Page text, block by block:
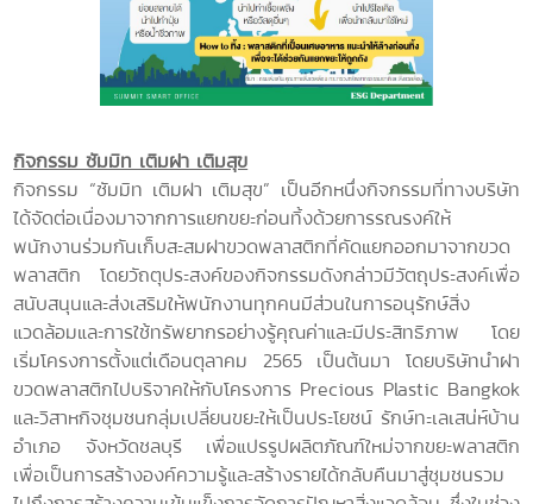
กิจกรรม ซัมมิท เติมฝา เติมสุข
กิจกรรม “ซัมมิท เติมฝา เติมสุข” เป็นอีกหนึ่งกิจกรรมที่ทางบริษัท
ได้จัดต่อเนื่องมาจากการแยกขยะก่อนทิ้งด้วยการรณรงค์ให้
พนักงานร่วมกันเก็บสะสมฝาขวดพลาสติกที่คัดแยกออกมาจากขวด
พลาสติก โดยวัถตุประสงค์ของกิจกรรมดังกล่าวมีวัตถุประสงค์เพื่อ
สนับสนุนและส่งเสริมให้พนักงานทุกคนมีส่วนในการอนุรักษ์สิ่ง
แวดล้อมและการใช้ทรัพยากรอย่างรู้คุณค่าและมีประสิทธิภาพ โดย
เริ่มโครงการตั้งแต่เดือนตุลาคม 2565 เป็นต้นมา โดยบริษัทนำฝา
ขวดพลาสติกไปบริจาคให้กับโครงการ Precious Plastic Bangkok
และวิสาหกิจชุมชนกลุ่มเปลี่ยนขยะให้เป็นประโยชน์ รักษ์ทะเลเสน่ห์บ้าน
อำเภอ จังหวัดชลบุรี เพื่อแปรรูปผลิตภัณฑ์ใหม่จากขยะพลาสติก
เพื่อเป็นการสร้างองค์ความรู้และสร้างรายได้กลับคืนมาสู่ชุมชนรวม